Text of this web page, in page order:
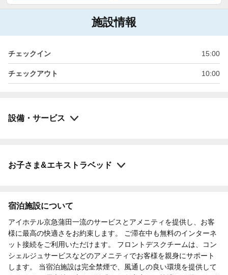
施設情報
チェックイン 15:00
チェックアウト 10:00
設備・サービス
お子さま&エキストラベッド
宿泊施設について
アイホテル京急蒲田一流のサービスとアメニティを提供し、お客
様に最高の快適さをお約束します。 ご滞在中も無料のインターネ
ット接続をご利用いただけます。 フロントデスクチームは、コン
シェルジュサービスなどのアメニティでお客様を親身にサポート
します。 当宿泊施設は完全禁煙で、風通しの良い環境を提供して